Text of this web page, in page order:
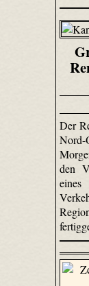
Der
den